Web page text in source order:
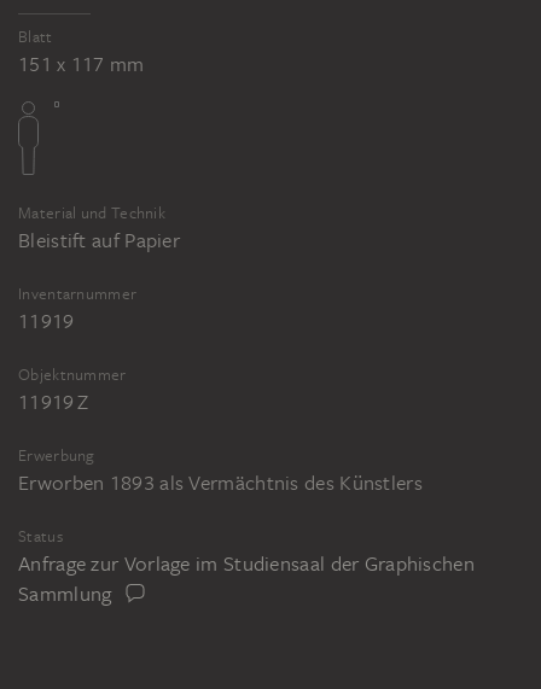
Blatt
151 x 117 mm
Material und Technik
Bleistift auf Papier
Inventarnummer
11919
Objektnummer
11919 Z
Erwerbung
Erworben 1893 als Vermächtnis des Künstlers
Status
Anfrage zur Vorlage im Studiensaal der Graphischen
Sammlung